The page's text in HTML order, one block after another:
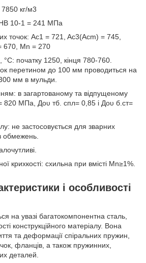
7850 кг/м3
10-1 = 241 МПа
точок: Ac1 = 721, Ac3(Acm) = 745,
670, Mn = 270
°С: початку 1250, кінця 780-760.
перетином до 100 мм проводиться на
300 мм в мульди.
в загартованому та відпущеному
820 МПа, Доυ тб. спл= 0,85 і Доυ б.ст=
не застосовується для зварних
обмежень.
крихкості: схильна при вмісті Mn≥1%.
і особливості
на увазі багатокомпонентна сталь,
конструкційного матеріалу. Вона
та деформації спіральних пружин,
фланців, а також пружинних,
деталей.